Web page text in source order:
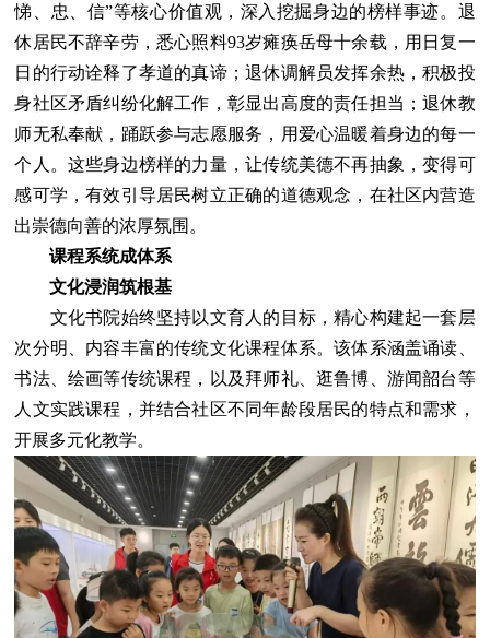
悌、忠、信”等核心价值观，深入挖掘身边的榜样事迹。退
休居民不辞辛劳，悉心照料93岁瘫痪岳母十余载，用日复一
日的行动诠释了孝道的真谛；退休调解员发挥余热，积极投
身社区矛盾纠纷化解工作，彰显出高度的责任担当；退休教
师无私奉献，踊跃参与志愿服务，用爱心温暖着身边的每一
个人。这些身边榜样的力量，让传统美德不再抽象，变得可
感可学，有效引导居民树立正确的道德观念，在社区内营造
出崇德向善的浓厚氛围。
课程系统成体系
文化浸润筑根基
文化书院始终坚持以文育人的目标，精心构建起一套层
次分明、内容丰富的传统文化课程体系。该体系涵盖诵读、
书法、绘画等传统课程，以及拜师礼、逛鲁博、游闻韶台等
人文实践课程，并结合社区不同年龄段居民的特点和需求，
开展多元化教学。